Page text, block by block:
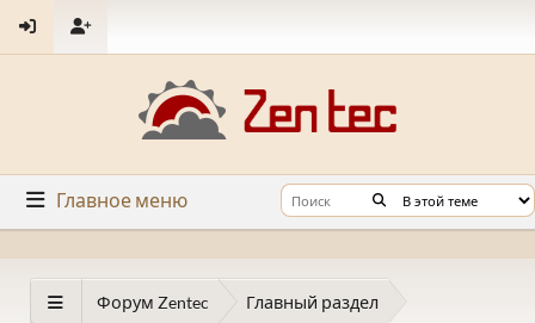
Главное меню
Форум Zentec Главный раздел